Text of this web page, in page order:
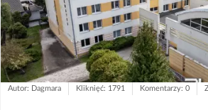
Autor: Dagmara Kliknięć: 1791 Komentarzy: 0